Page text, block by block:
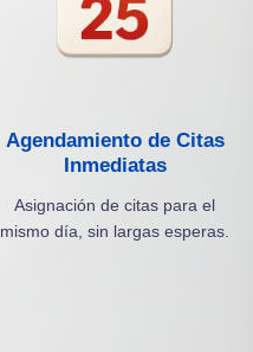
Agendamiento de Citas
Inmediatas
Asignación de citas para el
mismo día, sin largas esperas.